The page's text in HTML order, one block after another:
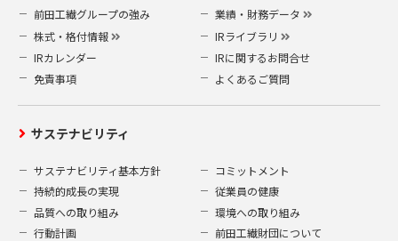
前田工繊グループの強み
業績・財務データ
株式・格付情報
IRライブラリ
IRカレンダー
IRに関するお問合せ
免責事項
よくあるご質問
サステナビリティ
サステナビリティ基本方針
コミットメント
持続的成長の実現
従業員の健康
品質への取り組み
環境への取り組み
行動計画
前田工繊財団について